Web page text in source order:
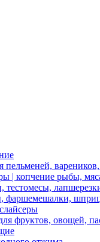
вареников,
| копчение рыбы,
тестомесы,
фаршемешалки,
фруктов, овощей,